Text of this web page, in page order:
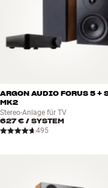
ARGON AUDIO FORUS 5 +
MK2
Stereo-Anlage für TV
627 € / SYSTEM
495